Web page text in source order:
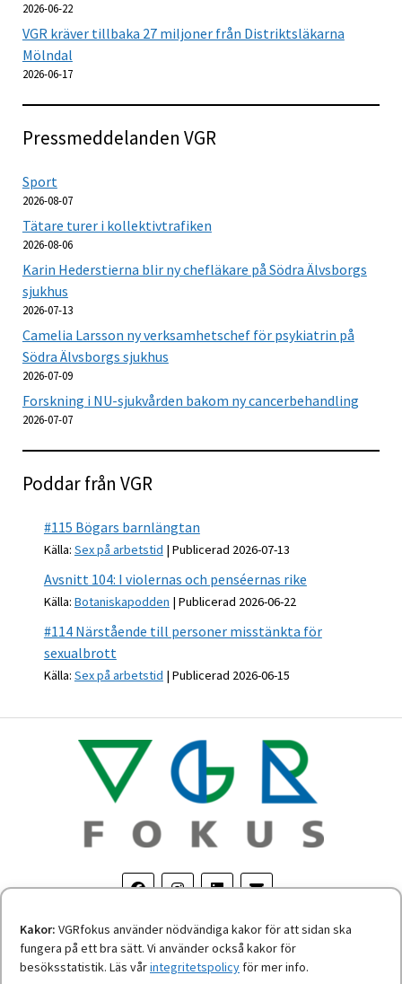
Kakor: VGRfokus använder nödvändiga kakor för att sidan ska
fungera på ett bra sätt. Vi använder också kakor för
besöksstatistik. Läs vårintegritetspolicy för mer info.
2026-06-22
VGR kräver tillbaka 27 miljoner från Distriktsläkarna
Mölndal
2026-06-17
Pressmeddelanden VGR
Sport
2026-08-07
Tätare turer i kollektivtrafiken
2026-08-06
Karin Hederstierna blir ny chefläkare på Södra Älvsborgs
sjukhus
2026-07-13
Camelia Larsson ny verksamhetschef för psykiatrin på
Södra Älvsborgs sjukhus
2026-07-09
Forskning i NU-sjukvården bakom ny cancerbehandling
2026-07-07
Poddar från VGR
#115 Bögars barnlängtan
Källa: Sex på arbetstid Publicerad 2026-07-13
Avsnitt 104: I violernas och penséernas rike
Källa: Botaniskapodden Publicerad 2026-06-22
#114 Närstående till personer misstänkta för
sexualbrott
Källa: Sex på arbetstid Publicerad 2026-06-15
Om personuppgifter Tillgänglighetsredogörelse